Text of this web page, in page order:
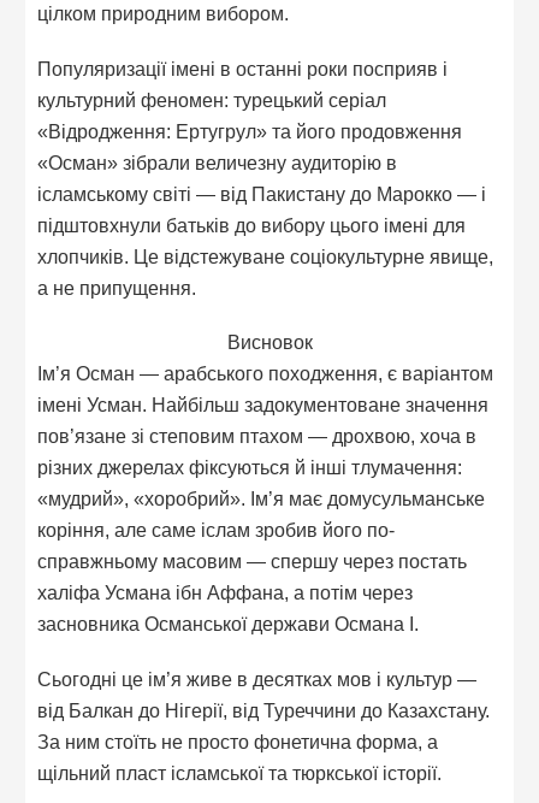
цілком природним вибором.
Популяризації імені в останні роки посприяв і
культурний феномен: турецький серіал
«Відродження: Ертугрул» та його продовження
«Осман» зібрали величезну аудиторію в
ісламському світі — від Пакистану до Марокко — і
підштовхнули батьків до вибору цього імені для
хлопчиків. Це відстежуване соціокультурне явище,
а не припущення.
Висновок
Ім’я Осман — арабського походження, є варіантом
імені Усман. Найбільш задокументоване значення
пов’язане зі степовим птахом — дрохвою, хоча в
різних джерелах фіксуються й інші тлумачення:
«мудрий», «хоробрий». Ім’я має домусульманське
коріння, але саме іслам зробив його по-
справжньому масовим — спершу через постать
халіфа Усмана ібн Аффана, а потім через
засновника Османської держави Османа I.
Сьогодні це ім’я живе в десятках мов і культур —
від Балкан до Нігерії, від Туреччини до Казахстану.
За ним стоїть не просто фонетична форма, а
щільний пласт ісламської та тюркської історії.